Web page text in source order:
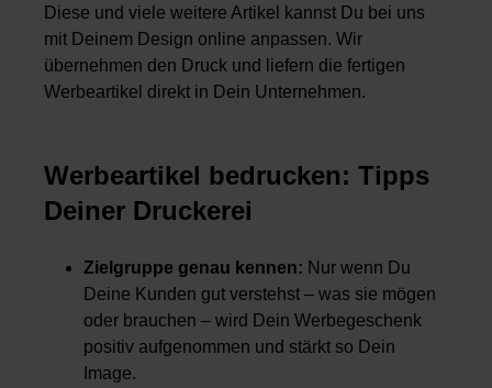
Diese und viele weitere Artikel kannst Du bei uns
mit Deinem Design online anpassen. Wir
übernehmen den Druck und liefern die fertigen
Werbeartikel direkt in Dein Unternehmen.
Werbeartikel bedrucken: Tipps
Deiner Druckerei
Zielgruppe genau kennen: Nur wenn Du
Deine Kunden gut verstehst – was sie mögen
oder brauchen – wird Dein Werbegeschenk
positiv aufgenommen und stärkt so Dein
Image.